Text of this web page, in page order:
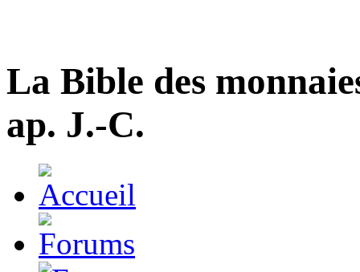
La Bible des
ap. J.-C.